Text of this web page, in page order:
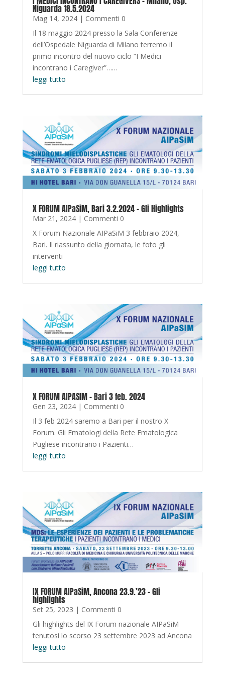
Niguarda 18.5.2024
Mag 14, 2024| Commenti 0
Il 18 maggio 2024 presso la Sala Conferenze
dell’Ospedale Niguarda di Milano terremo il
primo incontro del nuovo ciclo “I Medici
incontrano i Caregiver”……
leggi tutto
X FORUM AIPaSiM, Bari 3.2.2024 – Gli Highlights
Mar 21, 2024| Commenti 0
X Forum Nazionale AIPaSiM 3 febbraio 2024,
Bari. Il riassunto della giornata, le foto gli
interventi
leggi tutto
X FORUM AIPASIM – Bari 3 feb. 2024
Gen 23, 2024| Commenti 0
Il 3 feb 2024 saremo a Bari per il nostro X
Forum. Gli Ematologi della Rete Ematologica
Pugliese incontrano i Pazienti…
leggi tutto
IX FORUM AIPaSiM, Ancona 23.9.’23 – Gli
highlights
Set 25, 2023 | Commenti 0
Gli highlights del IX Forum nazionale AIPaSiM
tenutosi lo scorso 23 settembre 2023 ad Ancona
leggi tutto